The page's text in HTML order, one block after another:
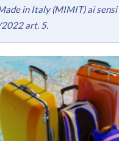
in Italy (MIMIT) ai sensi
art. 5.